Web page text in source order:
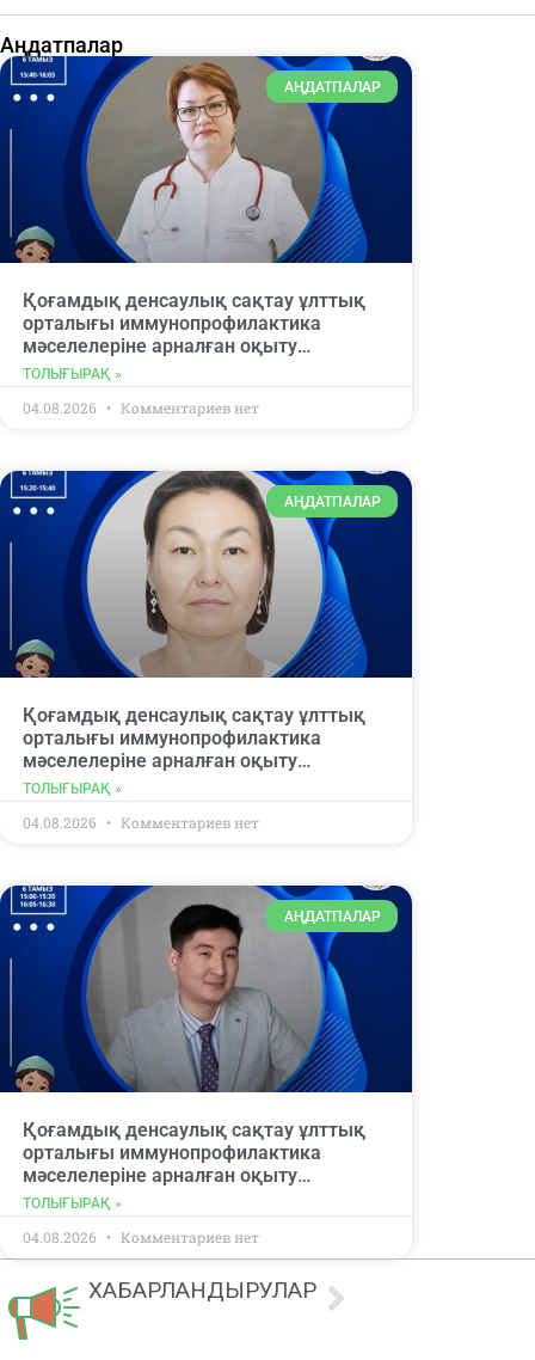
Аңдатпалар
АҢДАТПАЛАР
Қоғамдық денсаулық сақтау ұлттық
орталығы иммунопрофилактика
мәселелеріне арналған оқыту
вебинарына қатысуға шақырады.
ТОЛЫҒЫРАҚ »
04.08.2026 Комментариев нет
АҢДАТПАЛАР
Қоғамдық денсаулық сақтау ұлттық
орталығы иммунопрофилактика
мәселелеріне арналған оқыту
вебинарына қатысуға шақырады.
ТОЛЫҒЫРАҚ »
04.08.2026 Комментариев нет
АҢДАТПАЛАР
Қоғамдық денсаулық сақтау ұлттық
орталығы иммунопрофилактика
мәселелеріне арналған оқыту
вебинарына қатысуға шақырады.
ТОЛЫҒЫРАҚ »
04.08.2026 Комментариев нет
ХАБАРЛАНДЫРУЛАР